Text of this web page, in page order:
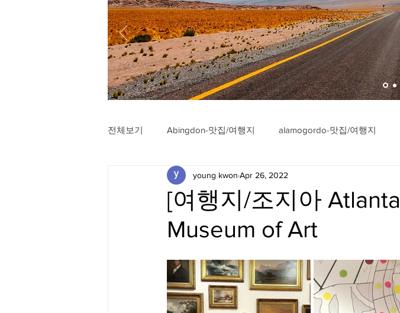
전체보기 Abingdon-맛집/여행지 alamogordo-맛집/여행지
Arlington-맛집/여행지 Arlington-맛집/여행지
Badlands-맛집/여행지 Baltimore-맛집/여행지
Big Bend-맛집/여행지 Bloomfield-맛집/여행지
[여행지/조지아
Museum of Art
young kwon Apr 26, 2022